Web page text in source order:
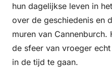
hun dagelijkse leven in
over de geschiedenis en
muren van Cannenburch.
de sfeer van vroeger
in de tijd te gaan.